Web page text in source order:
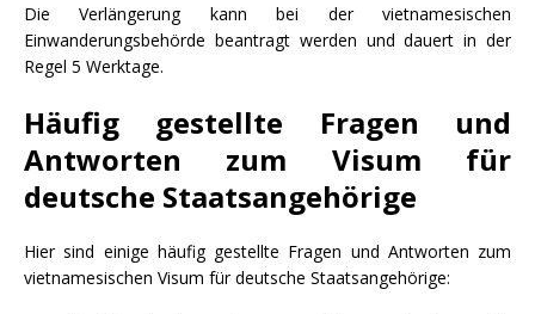
Die Verlängerung kann bei der vietnamesischen
Einwanderungsbehörde beantragt werden und dauert in der
Regel 5 Werktage.
Häufig gestellte Fragen und
Antworten zum Visum für
deutsche Staatsangehörige
Hier sind einige häufig gestellte Fragen und Antworten zum
vietnamesischen Visum für deutsche Staatsangehörige: